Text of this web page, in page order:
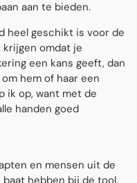
aan te bieden.
heel geschikt is voor de
krijgen omdat je
een kans geeft, dan
hem of haar een
ik op, want met de
handen goed
en mensen uit de
hebben bij de tool.